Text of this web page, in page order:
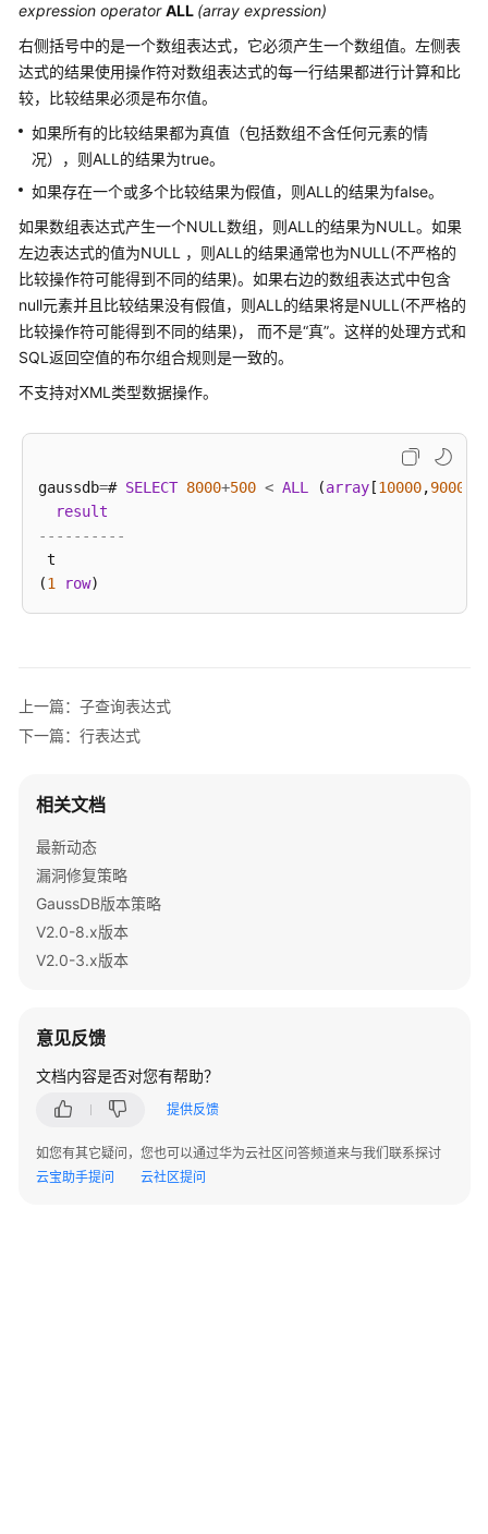
字
符
集
与
符
序
常
量
与
宏
函
数
和
作
表
达
式
子
查
数
expression operatorALL (array expression)
右侧括号中的是一个数组表达式，它必须产生一个数组值。左侧表
达式的结果使用操作符对数组表达式的每一行结果都进行计算和比
较，比较结果必须是布尔值。
如果所有的比较结果都为真值（包括数组不含任何元素的情
况），则ALL的结果为true。
如果存在一个或多个比较结果为假值，则ALL的结果为false。
如果数组表达式产生一个NULL数组，则ALL的结果为NULL。如果
左边表达式的值为NULL ，则ALL的结果通常也为NULL(不严格的
比较操作符可能得到不同的结果)。如果右边的数组表达式中包含
null元素并且比较结果没有假值，则ALL的结果将是NULL(不严格的
比较操作符可能得到不同的结果)， 而不是“真”。这样的处理方式和
SQL返回空值的布尔组合规则是一致的。
不支持对XML类型数据操作。
gaussdb=# SELECT 8000+500 < ALL (array [10000,9000
result
----------
t
(1 row
上一篇：子查询表达式
下一篇：行表达式
相关文档
最新动态
漏洞修复策略
GaussDB版本策略
V2.0-8.x版本
V2.0-3.x版本
意见反馈
文档内容是否对您有帮助？
提供反馈
如您有其它疑问，您也可以通过华为云社区问答频道来与我们联系探讨
云宝助手提问
云社区提问